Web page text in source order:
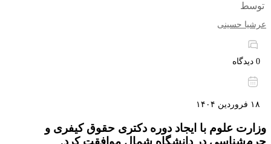
توسط
عرشیا حسینی
0 دیدگاه
۱۸ فروردین ۱۴۰۴
وزارت علوم با ایجاد دوره دکتری حقوق کیفری و
جرم‌شناسی در دانشگاه شمال موافقت کرد.